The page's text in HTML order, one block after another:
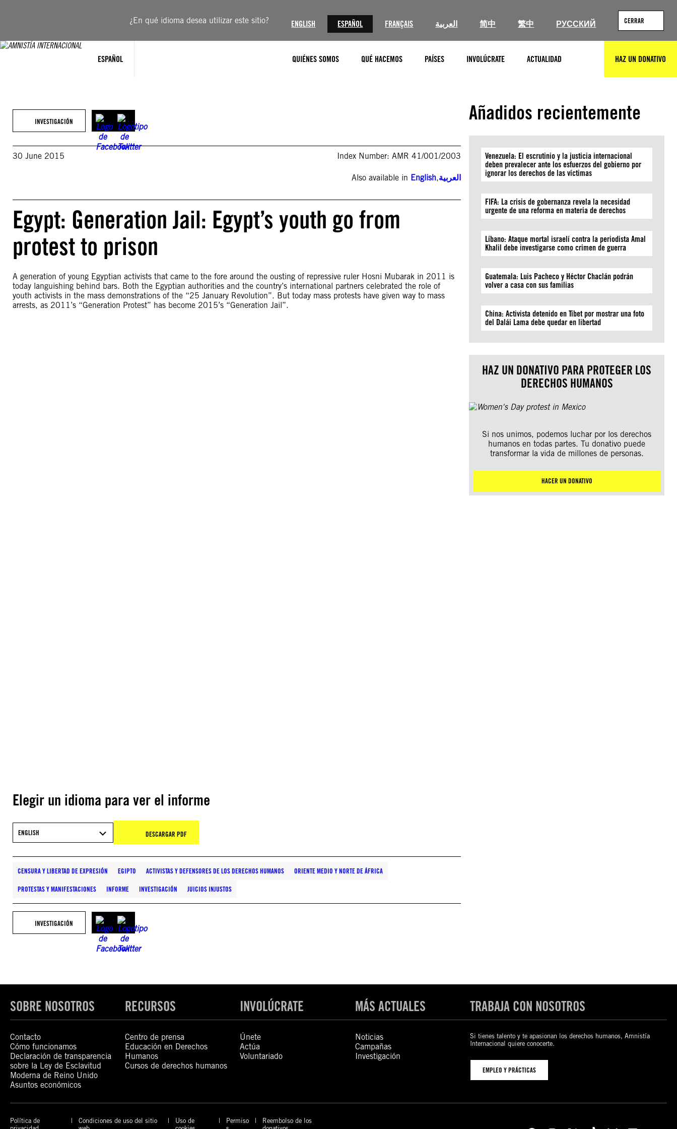
¿En qué idioma desea utilizar este sitio? ENGLISH ESPAÑOL FRANÇAIS العربية 简中 繁中 РУССКИЙ CERRAR
ESPAÑOL QUIÉNES SOMOS QUÉ HACEMOS PAÍSES INVOLÚCRATE ACTUALIDAD HAZ UN DONATIVO
INVESTIGACIÓN
30 June 2015 Index Number: AMR 41/001/2003
Also available in English,العربية
Egypt: Generation Jail: Egypt’s youth go from
protest to prison
A generation of young Egyptian activists that came to the fore around the ousting of repressive ruler Hosni Mubarak in 2011 is
today languishing behind bars. Both the Egyptian authorities and the country’s international partners celebrated the role of
youth activists in the mass demonstrations of the “25 January Revolution”. But today mass protests have given way to mass
arrests, as 2011’s “Generation Protest” has become 2015’s “Generation Jail”.
Elegir un idioma para ver el informe
ENGLISH DESCARGAR PDF
CENSURA Y LIBERTAD DE EXPRESIÓN EGIPTO ACTIVISTAS Y DEFENSORES DE LOS DERECHOS HUMANOS ORIENTE MEDIO Y NORTE DE ÁFRICA
PROTESTAS Y MANIFESTACIONES INFORME INVESTIGACIÓN JUICIOS INJUSTOS
INVESTIGACIÓN
Añadidos recientemente
Venezuela: El escrutinio y la justicia internacional
deben prevalecer ante los esfuerzos del gobierno por
ignorar los derechos de las víctimas
FIFA: La crisis de gobernanza revela la necesidad
urgente de una reforma en materia de derechos
Líbano: Ataque mortal israelí contra la periodista Amal
Khalil debe investigarse como crimen de guerra
Guatemala: Luis Pacheco y Héctor Chaclán podrán
volver a casa con sus familias
China: Activista detenido en Tíbet por mostrar una foto
del Dalái Lama debe quedar en libertad
HAZ UN DONATIVO PARA PROTEGER LOS
DERECHOS HUMANOS
Si nos unimos, podemos luchar por los derechos
humanos en todas partes. Tu donativo puede
transformar la vida de millones de personas.
HACER UN DONATIVO
SOBRE NOSOTROS
Contacto
Cómo funcionamos
Declaración de transparencia
sobre la Ley de Esclavitud
Moderna de Reino Unido
Asuntos económicos
RECURSOS
Centro de prensa
Educación en Derechos
Humanos
Cursos de derechos humanos
INVOLÚCRATE
Únete
Actúa
Voluntariado
MÁS ACTUALES
Noticias
Campañas
Investigación
TRABAJA CON NOSOTROS
Si tienes talento y te apasionan los derechos humanos, Amnistía
Internacional quiere conocerte.
EMPLEO Y PRÁCTICAS
Política de
Condiciones de uso del sitio
Uso de
Permiso
Reembolso de los